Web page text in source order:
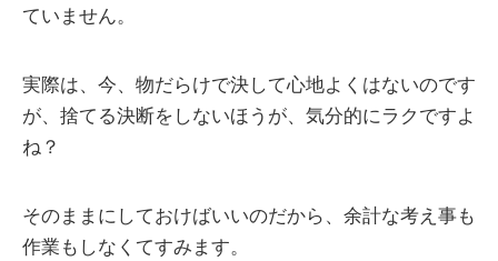
ていません。
実際は、今、物だらけで決して心地よくはないのです
が、捨てる決断をしないほうが、気分的にラクですよ
ね？
そのままにしておけばいいのだから、余計な考え事も
作業もしなくてすみます。